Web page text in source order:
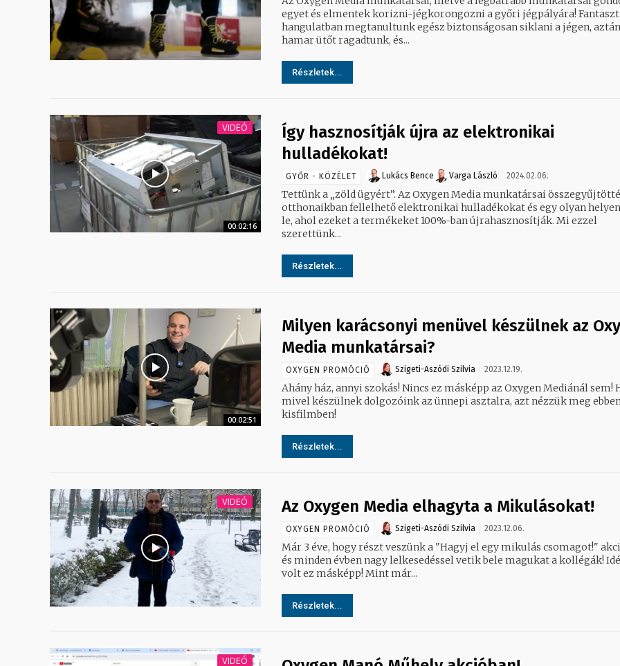
egyet és elmentek korizni-jégkorongozni a győri jégpályára! Fantasztikus
hangulatban megtanultunk egész biztonságosan siklani a jégen,
hamar ütőt ragadtunk, és...
Részletek...
VIDEÓ
00:02:16
Így hasznosítják újra az elektronikai
hulladékokat!
GYŐR - KÖZÉLET Lukács Bence Varga László 2024.02.06.
Tettünk a „zöld ügyért”. Az Oxygen Media munkatársai
otthonaikban fellelhető elektronikai hulladékokat és egy olyan
le, ahol ezeket a termékeket 100%-ban újrahasznosítják. Mi ezzel
szerettünk...
Részletek...
00:02:51
Milyen karácsonyi menüvel készülnek az
Media munkatársai?
OXYGEN PROMÓCIÓ Szigeti-Aszódi Szilvia 2023.12.19.
Ahány ház, annyi szokás! Nincs ez másképp az Oxygen Mediánál sem! Hogy
mivel készülnek dolgozóink az ünnepi asztalra, azt nézzük meg
Részletek...
VIDEÓ Az Oxygen Media elhagyta a Mikulásokat!
OXYGEN PROMÓCIÓ Szigeti-Aszódi Szilvia 2023.12.06.
Már 3 éve, hogy részt veszünk a "Hagyj el egy mikulás csomagot!"
és minden évben nagy lelkesedéssel vetik bele magukat a kollégák! Idén sem
volt ez másképp! Mint már...
Részletek...
VIDEÓ